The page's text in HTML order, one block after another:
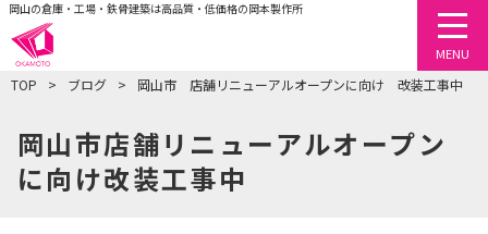
岡山の倉庫・工場・鉄骨建築は高品質・低価格の岡本製作所
TOP ブログ 岡山市 店舗リニューアルオープンに向け 改装工事中
MENU
岡山市店舗リニューアルオープン
に向け改装工事中